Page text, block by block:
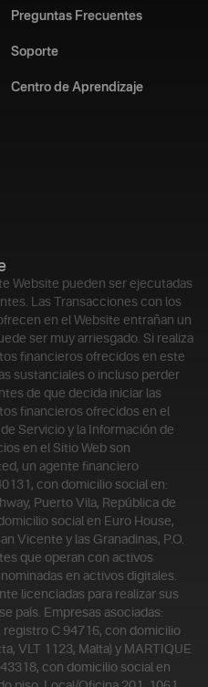
Preguntas Frecuentes
Soporte
Centro de Aprendizaje
Website pueden ser ejecutadas
Las Transacciones con los
en el Website entrañan un
ser muy arriesgado. Si realiza
financieros ofrecidos en este
sustanciales o incluso perder
de que decida iniciar las
financieros ofrecidos en el
Servicio y la Información de
en el Sitio Web son
un agente financiero
con domicilio social en:
Puerto Vila, República de
social en Euro House,
Vicente y las Granadinas, P.O.
que operan con activos
en activos digitales.
licenciadas para realizar sus
país. Empresas asociadas:
C 94716, con domicilio
VLT 1123, Malta) y MARTIQUE
con domicilio social en